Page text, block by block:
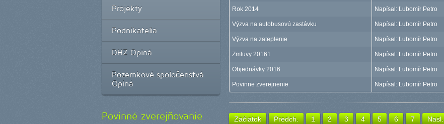
Projekty
Podnikatelia
DHZ Opiná
Pozemkové spoločenstvá
Opiná
Povinné zverejňovanie
Rok 2014 Napísal: Ľubomír Petro
Výzva na autobusovú zastávku Napísal: Ľubomír Petro
Výzva na zateplenie Napísal: Ľubomír Petro
Zmluvy 20161 Napísal: Ľubomír Petro
Objednávky 2016 Napísal: Ľubomír Petro
Povinne zverejnenie Napísal: Ľubomír Petro
Začiatok Predch. 1 2 3 4 5 6 7 Nasl.